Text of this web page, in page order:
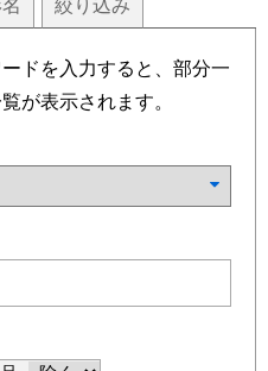
絞り込み
ドを入力すると、部分一
が表示されます。